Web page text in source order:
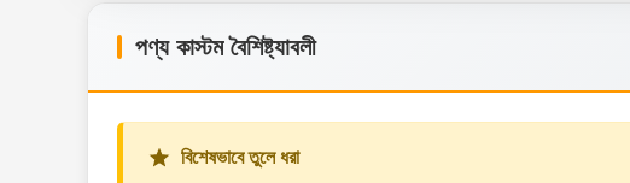
পণ্য কাস্টম বৈশিষ্ট্যাবলী
বিশেষভাবে তুলে ধরা